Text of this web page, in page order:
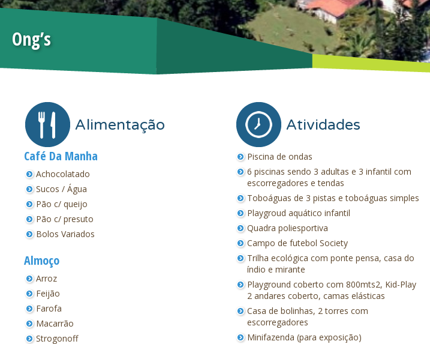
Ong’s
Alimentação
Café Da Manha
Achocolatado
Sucos / Água
Pão c/ queijo
Pão c/ presuto
Bolos Variados
Almoço
Arroz
Feijão
Farofa
Macarrão
Strogonoff
Atividades
Piscina de ondas
6 piscinas sendo 3 adultas e 3 infantil com
escorregadores e tendas
Toboáguas de 3 pistas e toboáguas simples
Playgroud aquático infantil
Quadra poliesportiva
Campo de futebol Society
Trilha ecológica com ponte pensa, casa do
índio e mirante
Playground coberto com 800mts2, Kid-Play
2 andares coberto, camas elásticas
Casa de bolinhas, 2 torres com
escorregadores
Minifazenda (para exposição)